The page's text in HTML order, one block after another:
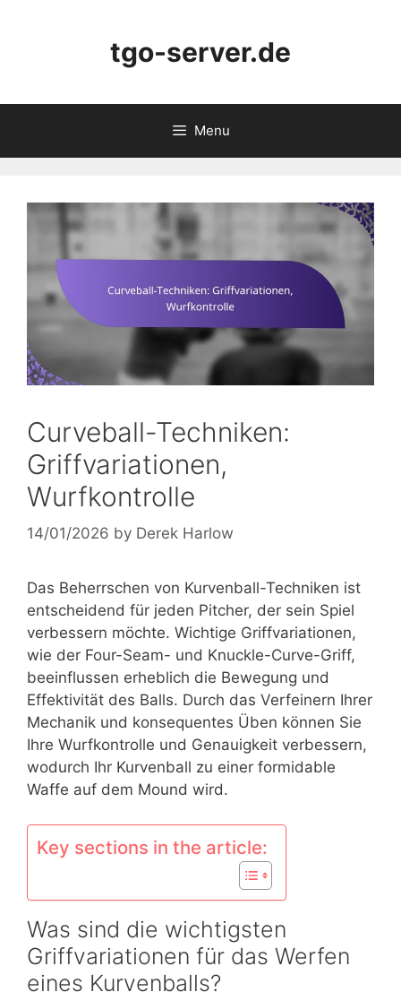
tgo-server.de
Menu
Curveball-Techniken:
Griffvariationen,
Wurfkontrolle
14/01/2026 by Derek Harlow
Das Beherrschen von Kurvenball-Techniken ist
entscheidend für jeden Pitcher, der sein Spiel
verbessern möchte. Wichtige Griffvariationen,
wie der Four-Seam- und Knuckle-Curve-Griff,
beeinflussen erheblich die Bewegung und
Effektivität des Balls. Durch das Verfeinern Ihrer
Mechanik und konsequentes Üben können Sie
Ihre Wurfkontrolle und Genauigkeit verbessern,
wodurch Ihr Kurvenball zu einer formidable
Waffe auf dem Mound wird.
Key sections in the article:
Was sind die wichtigsten
Griffvariationen für das Werfen
eines Kurvenballs?